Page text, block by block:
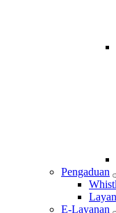
Pengaduan
E-Layanan